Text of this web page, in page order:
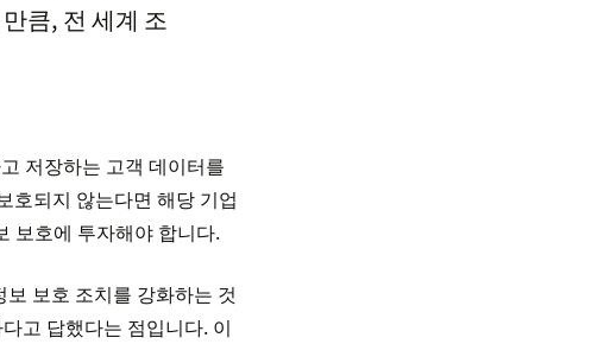
큼, 전 세계 조
저장하는 고객 데이터를
호되지 않는다면 해당 기업
보호에 투자해야 합니다.
보호 조치를 강화하는 것
고 답했다는 점입니다. 이